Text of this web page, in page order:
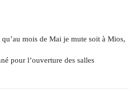
mois de Mai je mute soit à Mios,
pour l’ouverture des salles